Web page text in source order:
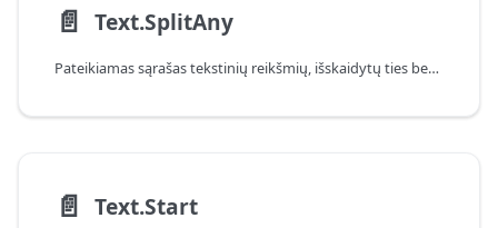
📄️ Text.SplitAny
Pateikiamas sąrašas tekstinių reikšmių, išskaidytų ties bet kuriais skyriklio simboliais.
📄️ Text.Start